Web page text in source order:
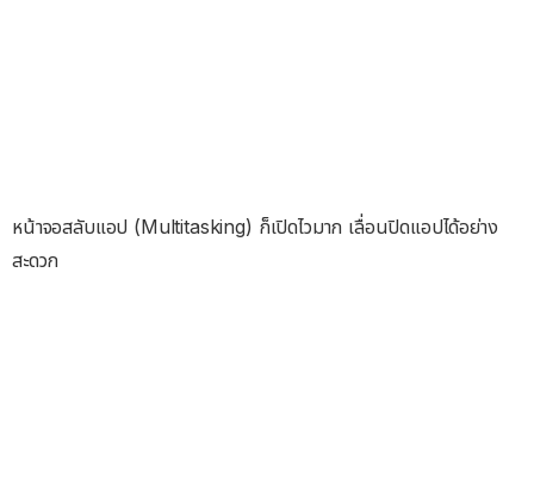
หน้าจอสลับแอป (Multitasking) ก็เปิดไวมาก เลื่อนปิดแอปได้อย่าง
สะดวก